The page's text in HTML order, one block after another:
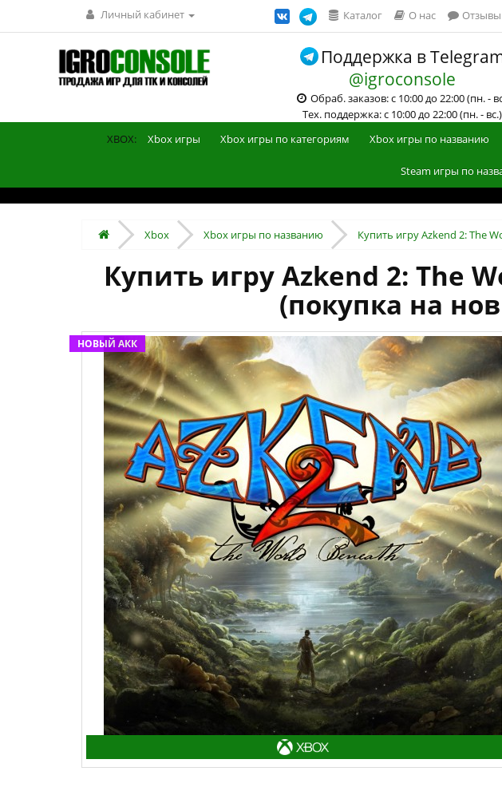
Личный кабинет Каталог О нас Отзывы
Поддержка в
@igroconsole
Обраб. заказов: с 10:00 до 22:00 (пн. -
Тех. поддержка: с 10:00 до 22:00 (пн. - вс.)
XBOX: Xbox игры Xbox игры по категориям Xbox игры по названию
Steam игры по
Xbox Xbox игры по названию Купить игру Azkend 2: The
Купить игру Azkend 2: The
(покупка на
НОВЫЙ АКК